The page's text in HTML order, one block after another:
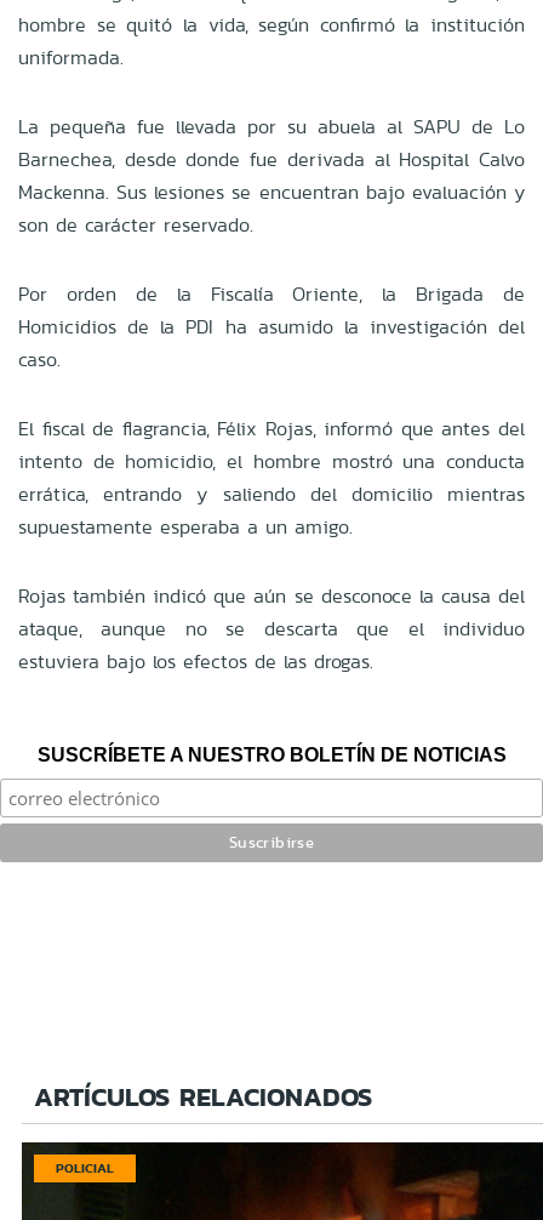
hombre se quitó la vida, según confirmó la institución
uniformada.
La pequeña fue llevada por su abuela al SAPU de Lo
Barnechea, desde donde fue derivada al Hospital Calvo
Mackenna. Sus lesiones se encuentran bajo evaluación y
son de carácter reservado.
Por orden de la Fiscalía Oriente, la Brigada de
Homicidios de la PDI ha asumido la investigación del
caso.
El fiscal de flagrancia, Félix Rojas, informó que antes del
intento de homicidio, el hombre mostró una conducta
errática, entrando y saliendo del domicilio mientras
supuestamente esperaba a un amigo.
Rojas también indicó que aún se desconoce la causa del
ataque, aunque no se descarta que el individuo
estuviera bajo los efectos de las drogas.
SUSCRÍBETE A NUESTRO BOLETÍN DE NOTICIAS
ARTÍCULOS RELACIONADOS
POLICIAL